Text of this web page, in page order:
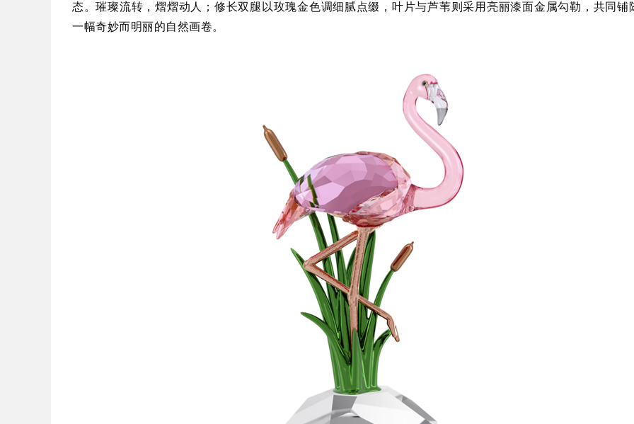
态。璀璨流转，熠熠动人；修长双腿以玫瑰金色调细腻点缀，叶片与芦苇则采用亮丽漆面金属勾勒，共同铺
一幅奇妙而明丽的自然画卷。